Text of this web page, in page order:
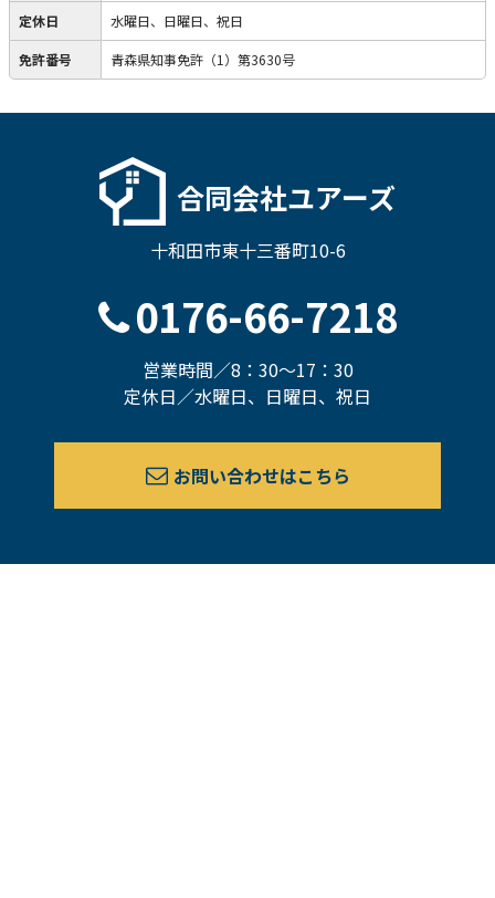
定休日 水曜日、日曜日、祝日
免許番号 青森県知事免許（1）第3630号
合同会社ユアーズ
十和田市東十三番町10-6
0176-66-7218
営業時間／8：30～17：30
定休日／水曜日、日曜日、祝日
お問い合わせはこちら